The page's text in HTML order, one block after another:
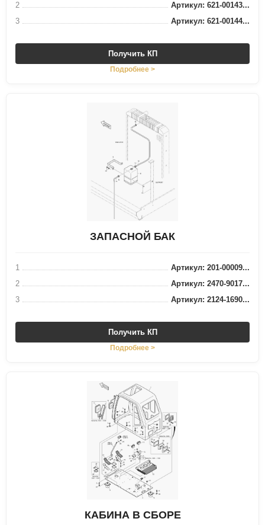
2
Артикул: 621-00143...
3
Артикул: 621-00144...
Получить КП
Подробнее >
ЗАПАСНОЙ БАК
1
Артикул: 201-00009...
2
Артикул: 2470-9017...
3
Артикул: 2124-1690...
Получить КП
Подробнее >
КАБИНА В СБОРЕ